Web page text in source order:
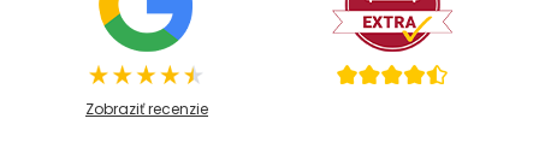
Zobraziť recenzie